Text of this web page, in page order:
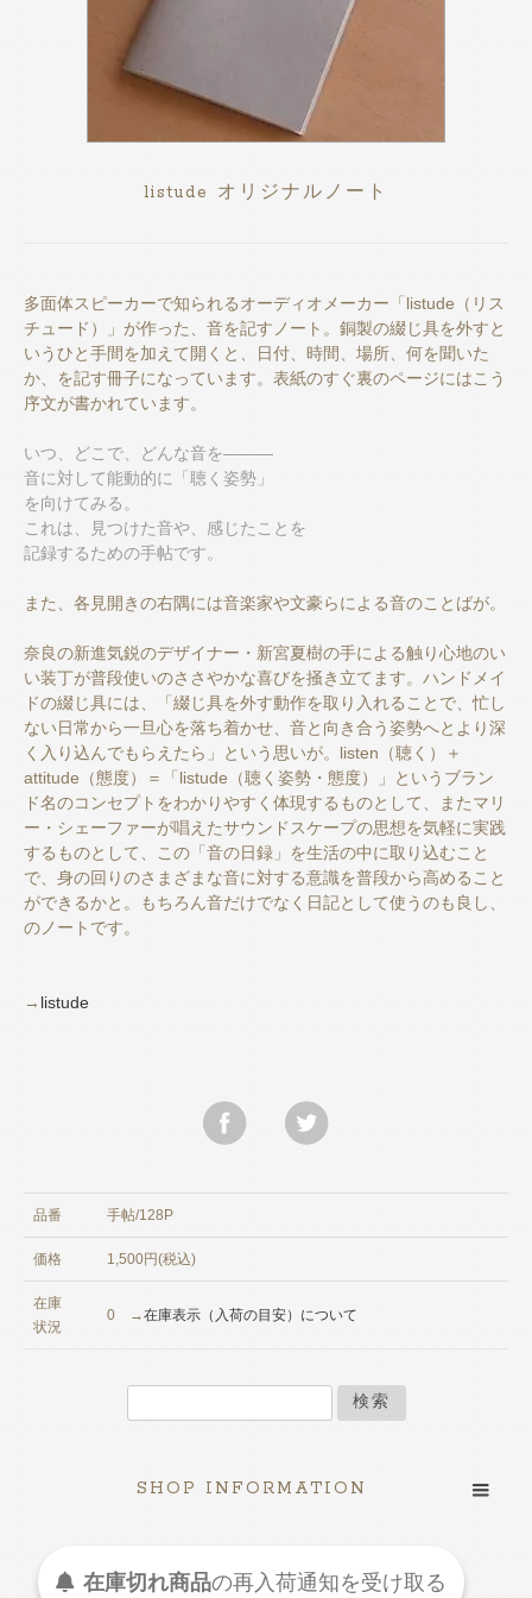
listude オリジナルノート
多面体スピーカーで知られるオーディオメーカー「listude（リス
チュード）」が作った、音を記すノート。銅製の綴じ具を外すと
いうひと手間を加えて開くと、日付、時間、場所、何を聞いた
か、を記す冊子になっています。表紙のすぐ裏のページにはこう
序文が書かれています。
いつ、どこで、どんな音を―――
音に対して能動的に「聴く姿勢」
を向けてみる。
これは、見つけた音や、感じたことを
記録するための手帖です。
また、各見開きの右隅には音楽家や文豪らによる音のことばが。
奈良の新進気鋭のデザイナー・新宮夏樹の手による触り心地のい
い装丁が普段使いのささやかな喜びを掻き立てます。ハンドメイ
ドの綴じ具には、「綴じ具を外す動作を取り入れることで、忙し
ない日常から一旦心を落ち着かせ、音と向き合う姿勢へとより深
く入り込んでもらえたら」という思いが。listen（聴く）＋
attitude（態度）＝「listude（聴く姿勢・態度）」というブラン
ド名のコンセプトをわかりやすく体現するものとして、またマリ
ー・シェーファーが唱えたサウンドスケープの思想を気軽に実践
するものとして、この「音の日録」を生活の中に取り込むこと
で、身の回りのさまざまな音に対する意識を普段から高めること
ができるかと。もちろん音だけでなく日記として使うのも良し、
のノートです。
→ listude
品番 手帖/128P
価格 1,500円(税込)
在庫
状況
0 →在庫表示（入荷の目安）について
検索
SHOP INFORMATION
在庫切れ商品の再入荷通知を受け取る